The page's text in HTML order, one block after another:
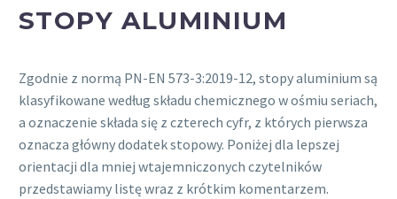
STOPY ALUMINIUM
Zgodnie z normą PN-EN 573-3:2019-12, stopy aluminium są
klasyfikowane według składu chemicznego w ośmiu seriach,
a oznaczenie składa się z czterech cyfr, z których pierwsza
oznacza główny dodatek stopowy. Poniżej dla lepszej
orientacji dla mniej wtajemniczonych czytelników
przedstawiamy listę wraz z krótkim komentarzem.